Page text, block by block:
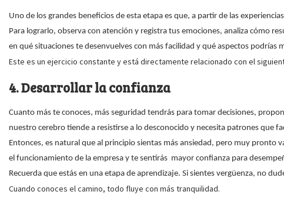
Uno de los grandes beneficios de esta etapa es que, a partir de las
Para lograrlo, observa con atención y registra tus emociones, analiza cómo
en qué situaciones te desenvuelves con más facilidad y qué aspectos podrías
Este es un ejercicio constante y está directamente relacionado con el
4. Desarrollar la confianza
Cuanto más te conoces, más seguridad tendrás para tomar decisiones,
nuestro cerebro tiende a resistirse a lo desconocido y necesita patrones que
Entonces, es natural que al principio sientas más ansiedad, pero muy pronto
el funcionamiento de la empresa y te sentirás mayor confianza para
Recuerda que estás en una etapa de aprendizaje. Si sientes vergüenza, no
Cuando conoces el camino, todo fluye con más tranquilidad.